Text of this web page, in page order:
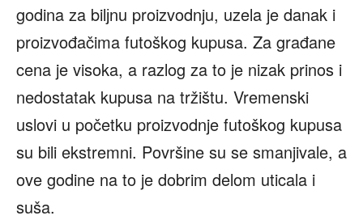
godina za bilјnu proizvodnju, uzela je danak i
proizvođačima futoškog kupusa. Za građane
cena je visoka, a razlog za to je nizak prinos i
nedostatak kupusa na tržištu. Vremenski
uslovi u početku proizvodnje futoškog kupusa
su bili ekstremni. Površine su se smanjivale, a
ove godine na to je dobrim delom uticala i
suša.